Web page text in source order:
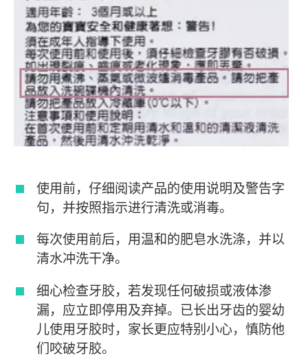
使用前，仔细阅读产品的使用说明及警告字
句，并按照指示进行清洗或消毒。
每次使用前后，用温和的肥皂水洗涤，并以
清水冲洗干净。
细心检查牙胶，若发现任何破损或液体渗
漏，应立即停用及弃掉。已长出牙齿的婴幼
儿使用牙胶时，家长更应特别小心，慎防他
们咬破牙胶。